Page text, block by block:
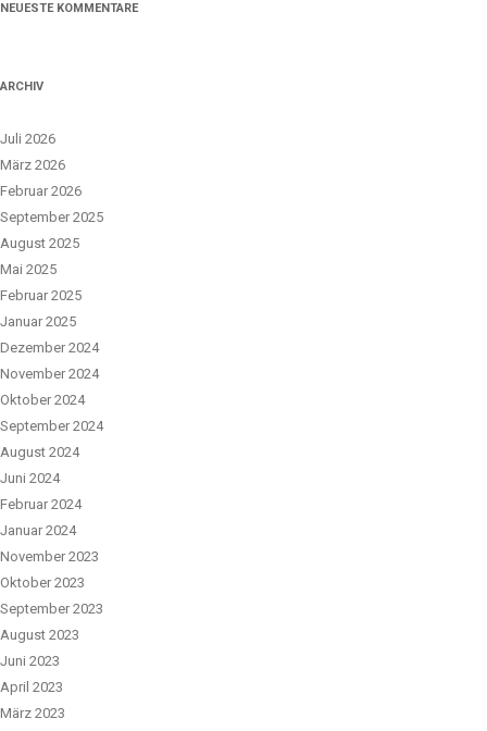
NEUESTE KOMMENTARE
ARCHIV
Juli 2026
März 2026
Februar 2026
September 2025
August 2025
Mai 2025
Februar 2025
Januar 2025
Dezember 2024
November 2024
Oktober 2024
September 2024
August 2024
Juni 2024
Februar 2024
Januar 2024
November 2023
Oktober 2023
September 2023
August 2023
Juni 2023
April 2023
März 2023